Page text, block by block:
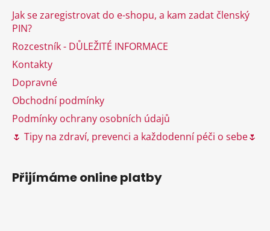
Jak se zaregistrovat do e-shopu, a kam zadat členský
PIN?
Rozcestník - DŮLEŽITÉ INFORMACE
Kontakty
Dopravné
Obchodní podmínky
Podmínky ochrany osobních údajů
🌷 Tipy na zdraví, prevenci a každodenní péči o sebe🌷
Přijímáme online platby